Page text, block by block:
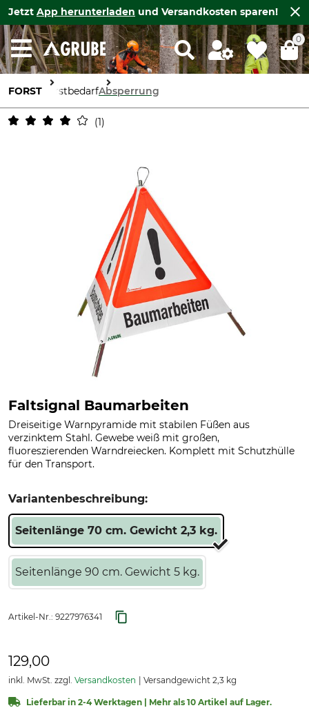
Jetzt App herunterladen und Versandkosten sparen!
0
FORST ForstbedarfAbsperrung
1
Faltsignal Baumarbeiten
Dreiseitige Warnpyramide mit stabilen Füßen aus
verzinktem Stahl. Gewebe weiß mit großen,
fluoreszierenden Warndreiecken. Komplett mit Schutzhülle
für den Transport.
Variantenbeschreibung:
Seitenlänge 70 cm. Gewicht 2,3 kg.
Seitenlänge 90 cm. Gewicht 5 kg.
Artikel-Nr.: 9227976341
129,00
inkl. MwSt. zzgl. Versandkosten Versandgewicht 2,3 kg
Lieferbar in 2-4 Werktagen | Mehr als 10 Artikel auf Lager.